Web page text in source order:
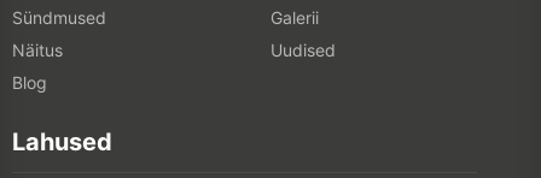
Sündmused
Galerii
Näitus
Uudised
Blog
Lahused